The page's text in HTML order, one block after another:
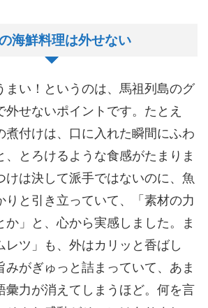
海鮮料理は外せない
まい！というのは、馬祖列島のグ
外せないポイントです。たとえ
煮付けは、口に入れた瞬間にふわ
、とろけるような食感がたまりま
けは決して派手ではないのに、魚
りと引き立っていて、「素材の力
か」と、心から実感しました。ま
レツ」も、外はカリッと香ばし
みがぎゅっと詰まっていて、あま
彙力が消えてしまうほど。何を言